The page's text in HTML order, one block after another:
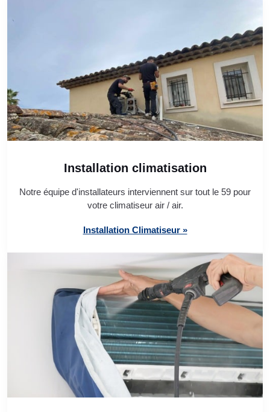
Installation climatisation
Notre équipe d'installateurs interviennent sur tout le 59 pour
votre climatiseur air / air.
Installation Climatiseur »